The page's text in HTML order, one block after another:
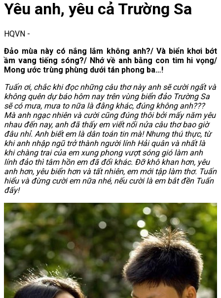
Yêu anh, yêu cả Trường Sa
HQVN -
Đảo mùa này có nắng lắm không anh?/ Và biển khơi bớt
ầm vang tiếng sóng?/ Nhớ về anh bằng con tim hi vọng/
Mong ước trùng phùng dưới tán phong ba…!
Tuấn ơi, chắc khi đọc những câu thơ này anh sẽ cười ngất và
không quên dự báo hôm nay trên vùng biển đảo Trường Sa
sẽ có mưa, mưa to nữa là đằng khác, đúng không anh???
Mà anh ngạc nhiên và cười cũng đúng thôi bởi mấy năm yêu
nhau đến nay, anh đã thấy em viết nổi nửa câu thơ bao giờ
đâu nhỉ. Anh biết em là dân toán tin mà! Nhưng thú thực, từ
khi anh nhập ngũ trở thành người lính Hải quân và nhất là
khi chàng trai của em xung phong vượt sóng gió làm anh
lính đảo thì tâm hồn em đã đổi khác. Đỡ khô khan hơn, yêu
anh hơn, yêu biển hơn và tất nhiên, em mới tập làm thơ. Tuấn
hiểu và đừng cười em nữa nhé, nếu cười là em bắt đền Tuấn
đấy!